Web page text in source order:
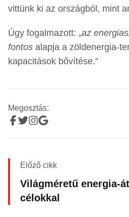
vittünk ki az országból, mint
Úgy fogalmazott: „az
fontos alapja a zöldenergia-
kapacitások bővítése.”
Megosztás:
Előző cikk
Világméretű energia-
célokkal